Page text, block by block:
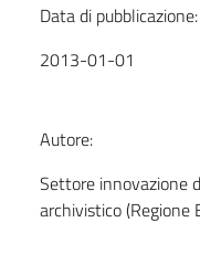
Data di pubblicazione:
2013-01-01
Autore:
Settore innovazione
archivistico (Regione